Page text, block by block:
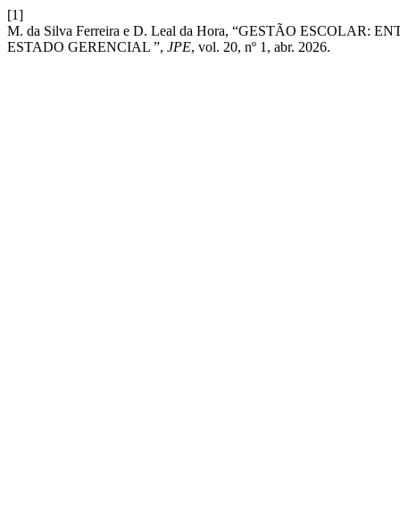
[1]
M. da Silva Ferreira e D. Leal da Hora, “GESTÃO ESCOLAR:
ESTADO GERENCIAL ”, JPE, vol. 20, nº 1, abr. 2026.